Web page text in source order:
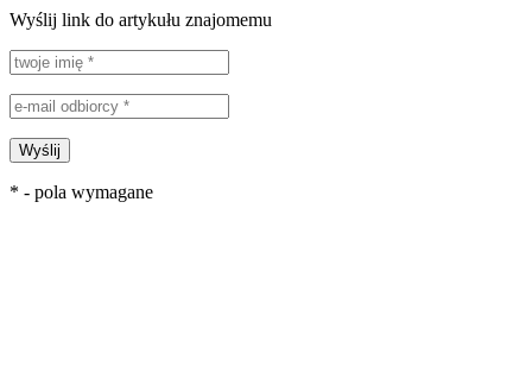
Wyślij link do artykułu znajomemu
Wyślij
* - pola wymagane